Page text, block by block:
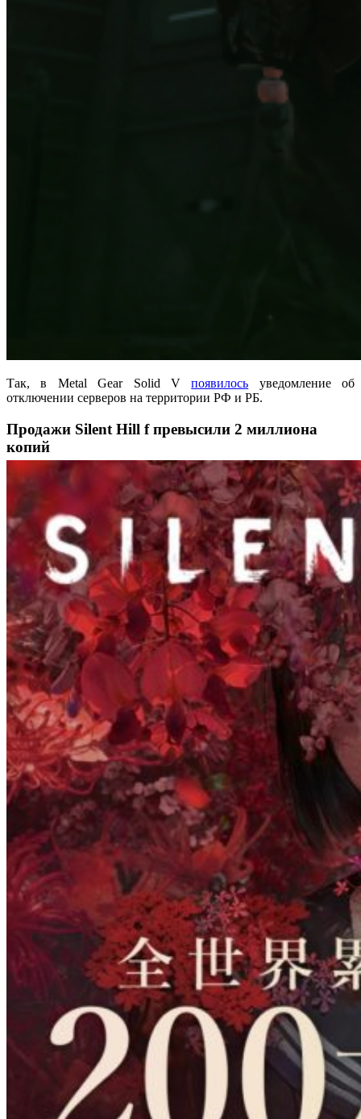
Так, в Metal Gear Solid Vпоявилось уведомление об
отключении серверов на территории РФ и РБ.
Продажи Silent Hill f превысили 2 миллиона
копий